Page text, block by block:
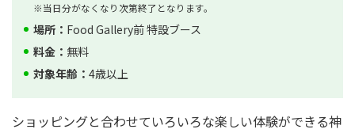
※当日分がなくなり次第終了となります。
場所： Food Gallery前 特設ブース
料金： 無料
対象年齢： 4歳以上
ショッピングと合わせていろいろな楽しい体験ができる神